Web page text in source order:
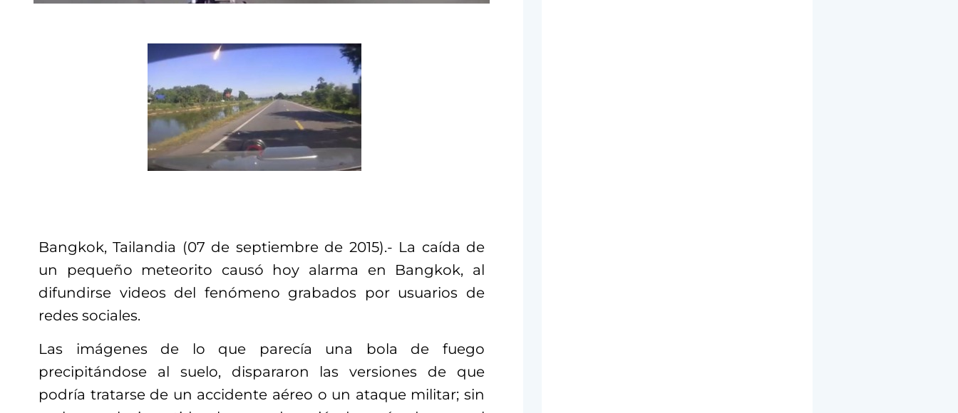
Bangkok, Tailandia (07 de septiembre de 2015).- La caída de
un pequeño meteorito causó hoy alarma en Bangkok, al
difundirse videos del fenómeno grabados por usuarios de
redes sociales.
Las imágenes de lo que parecía una bola de fuego
precipitándose al suelo, dispararon las versiones de que
podría tratarse de un accidente aéreo o un ataque militar; sin